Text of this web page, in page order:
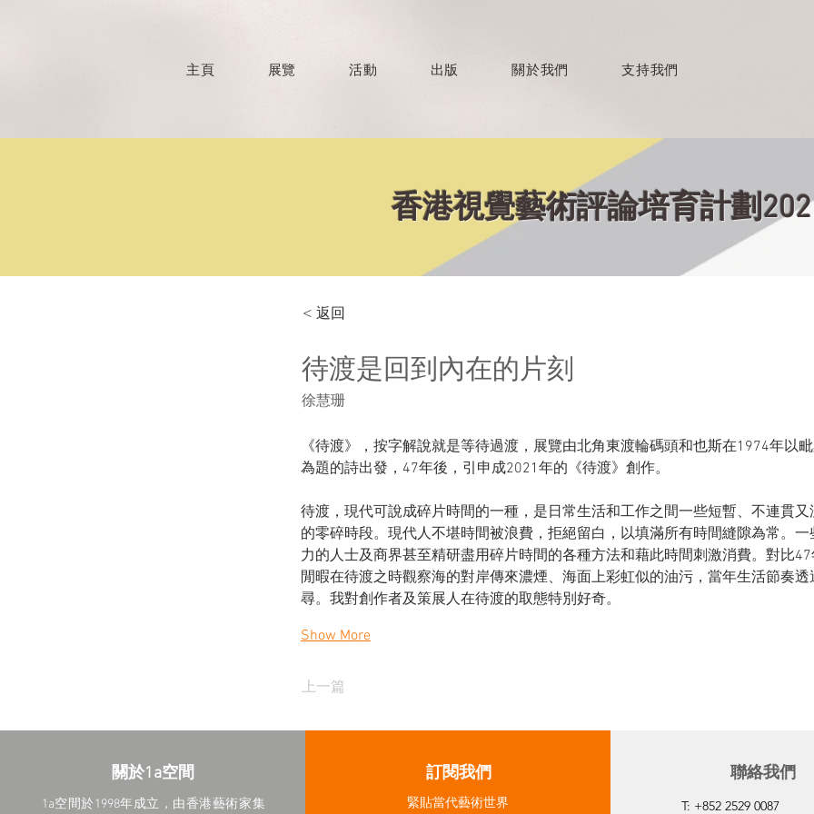
主頁 展覽 活動 出版 關於我們 支持我們
香港視覺藝術評論培育計劃
< 返回
待渡是回到內在的片刻
徐慧珊
《待渡》，按字解說就是等待過渡，展覽由北角東渡輪碼頭和也斯在1974年以
為題的詩出發，47年後，引申成2021年的《待渡》創作。
待渡，現代可說成碎片時間的一種，是日常生活和工作之間一些短暫、不連貫
的零碎時段。現代人不堪時間被浪費，拒絕留白，以填滿所有時間縫隙為常。
力的人士及商界甚至精研盡用碎片時間的各種方法和藉此時間刺激消費。對比
閒暇在待渡之時觀察海的對岸傳來濃煙、海面上彩虹似的油污，當年生活節奏
尋。我對創作者及策展人在待渡的取態特別好奇。
Show More
上一篇
關於1a空間
1a空間於1998年成立，由香港藝術家集
​訂閱我們
緊貼當代藝術世界
聯絡我們
T: +852 2529 0087